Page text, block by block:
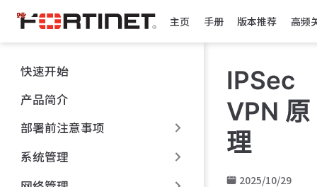
跳
至
主
內
容
主页 手册 版本推荐 高频
快速开始
产品简介
部署前注意事项
系统管理
IPSec
VPN 原
理
2025/10/29